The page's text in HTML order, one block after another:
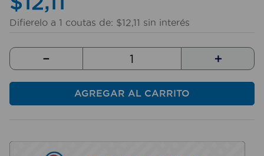
Difierelo a 1 coutas de: $12,11 sin interés
＋
－
AGREGAR AL CARRITO